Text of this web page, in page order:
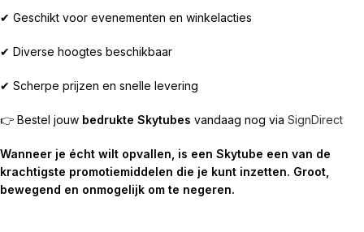
✔ Geschikt voor evenementen en winkelacties
✔ Diverse hoogtes beschikbaar
✔ Scherpe prijzen en snelle levering
👉 Bestel jouw bedrukte Skytubes vandaag nog via SignDirect
Wanneer je écht wilt opvallen, is een Skytube een van de
krachtigste promotiemiddelen die je kunt inzetten. Groot,
bewegend en onmogelijk om te negeren.